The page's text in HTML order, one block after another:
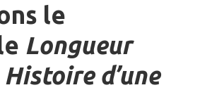
le
Longueur
Histoire d’une